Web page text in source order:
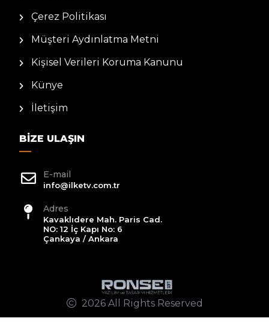
Çerez Politikası
Müşteri Aydınlatma Metni
Kişisel Verileri Koruma Kanunu
Künye
İletişim
BIZE ULAŞIN
E-mail
info@ilketv.com.tr
Adres
Kavaklıdere Mah. Paris Cad.
NO: 12 İç Kapı No: 6
Çankaya / Ankara
2026 All Rights Reserved